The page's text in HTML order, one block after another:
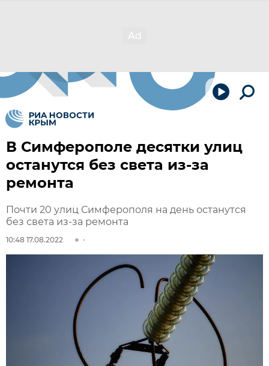
В Симферополе десятки улиц
останутся без света из-за
ремонта
Почти 20 улиц Симферополя на день останутся
без света из-за ремонта
10:48 17.08.2022